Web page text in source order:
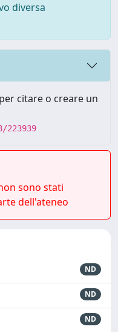
diversa
citare o creare un
sono stati
dell'ateneo
ND
ND
ND